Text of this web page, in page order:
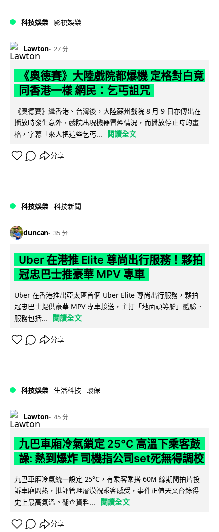
科技娛樂 影視娛樂
Lawton 27 分
《奧德賽》大陸戲院都爆機 定格對白竟
同香港一樣 網民：乞丐詛咒
《奧德賽》繼香港、台灣後，大陸蘇州戲院 8 月 9 日亦傳出在
播放時發生意外，戲院出現機器冒煙情況，而播放停止時的畫
格，字幕「來人把這些乞丐...
閱讀全文
分享
科技娛樂 科技新聞
duncan 35 分
Uber 在港推 Elite 尊尚出行服務！夥拍
冠忠巴士推豪華 MPV 專車
Uber 在香港推出亞太區首個 Uber Elite 尊尚出行服務，夥拍
冠忠巴士提供豪華 MPV 專車接送，主打「地面頭等艙」體驗。
服務包括...
閱讀全文
分享
科技娛樂 生活科技 環保
Lawton 45 分
九巴車廂冷氣鎖定 25°C 高溫下乘客鼓
譟: 熱到爆炸 司機指公司set死無得調校
九巴車廂冷氣統一設定 25°C，有乘客乘搭 60M 線期間拍片投
訴車廂悶熱，批評管理層漠視乘客感受，事件正值天文台錄得
史上最高氣溫。翻查資料...
閱讀全文
分享